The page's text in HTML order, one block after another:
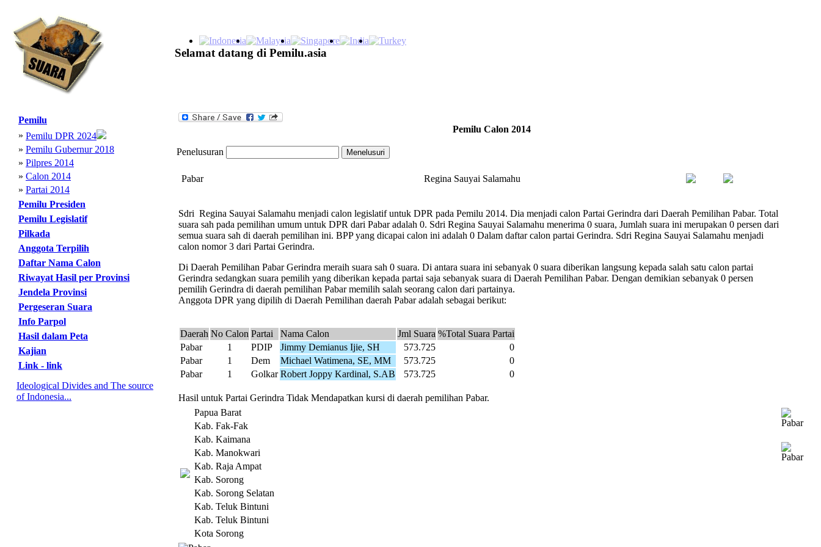
Selamat datang di Pemilu.asia
Pemilu
» Pemilu DPR 2024
» Pemilu Gubernur 2018
» Pilpres 2014
» Calon 2014
» Partai 2014
Pemilu Presiden
Pemilu Legislatif
Pilkada
Anggota Terpilih
Daftar Nama Calon
Riwayat Hasil per Provinsi
Jendela Provinsi
Pergeseran Suara
Info Parpol
Hasil dalam Peta
Kajian
Link - link
Ideological Divides and The source
of Indonesia...
Pemilu Calon 2014
Penelusuran
Pabar Regina Sauyai Salamahu
Sdri Regina Sauyai Salamahu menjadi calon legislatif untuk DPR pada Pemilu 2014. Dia menjadi calon Partai Gerindra dari Daerah Pemilihan Pabar. Total
suara sah pada pemilihan umum untuk DPR dari Pabar adalah 0. Sdri Regina Sauyai Salamahu menerima 0 suara, Jumlah suara ini merupakan 0 persen dari
semua suara sah di daerah pemilihan ini. BPP yang dicapai calon ini adalah 0 Dalam daftar calon partai Gerindra. Sdri Regina Sauyai Salamahu menjadi
calon nomor 3 dari Partai Gerindra.
Di Daerah Pemilihan Pabar Gerindra meraih suara sah 0 suara. Di antara suara ini sebanyak 0 suara diberikan langsung kepada salah satu calon partai
Gerindra sedangkan suara pemilih yang diberikan kepada partai saja sebanyak suara di Daerah Pemilihan Pabar. Dengan demikian sebanyak 0 persen
pemilih Gerindra di daerah pemilihan Pabar memilih salah seorang calon dari partainya.
Anggota DPR yang dipilih di Daerah Pemilihan daerah Pabar adalah sebagai berikut:
Daerah No Calon Partai Nama Calon Jml Suara %Total Suara Partai
Pabar
1 PDIP Jimmy Demianus Ijie, SH 573.725
0
Pabar
1 Dem Michael Watimena, SE, MM 573.725
0
Pabar
1 Golkar Robert Joppy Kardinal, S.AB 573.725 0
Hasil untuk Partai Gerindra Tidak Mendapatkan kursi di daerah pemilihan Pabar.
Papua Barat
Kab. Fak-Fak
Kab. Kaimana
Kab. Manokwari
Kab. Raja Ampat
Kab. Sorong
Kab. Sorong Selatan
Kab. Teluk Bintuni
Kab. Teluk Bintuni
Kota Sorong